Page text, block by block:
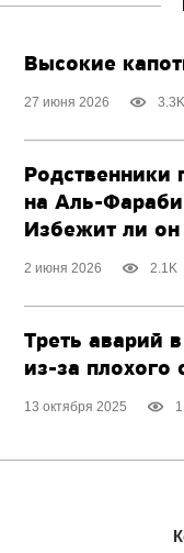
Высокие
27 июня 2026 3.3K
Родственники
на Аль-Фараби
Избежит ли он
2 июня 2026 2.1K
Треть аварий
из-за плохого
13 октября 2025